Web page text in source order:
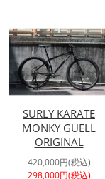
SURLY KARATE
MONKY GUELL
ORIGINAL
420,000円(税込)
298,000円(税込)